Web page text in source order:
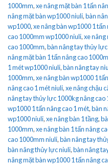
1000mm,xe nâng mặt bàn 1 tấn
nâng mặt bàn wp1000 niuli,bàn
wp1000,xe nâng bàn wp1000 1 tấn
cao 1000mm wp1000 niuli,xe nâng
cao 1000mm,bàn nâng tay thủy
nâng mặt bàn 1 tấn nâng cao
1 mét wp1000 niuli,bàn nâng tay
1000mm,xe nâng bàn wp1000 1
nâng cao 1 mét niuli,xe nâng chậu
nâng tay thủy lực 1000kg nâng
wp1000 1 tấn nâng cao 1 mét,bàn
wp1000 niuli,xe nâng bàn 1 tầng,
1000mm,xe nâng bàn 1 tấn nâng
cao 1000mm niuli,bàn nâng tay
bàn nâng thủy lực niuli,bàn nâng
nâng mặt bàn wp1000 1 tấn nâng